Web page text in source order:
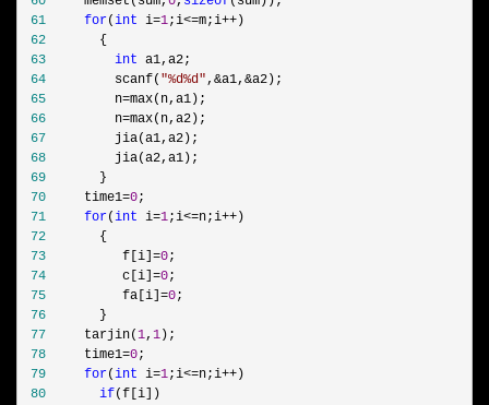
61
for(int i=1;i<=m;i++
62
63
int
64
         scanf(
"%d%d",&a1,&
65
         n=
66
         n=
67
68
69
70
     time1=
0
71
for(int i=1;i<=n;i++
72
73
          f[i]=
0
74
          c[i]=
0
75
          fa[i]=
0
76
77
     tarjin(
1, 1
78
     time1=
0
79
for(int i=1;i<=n;i++
80
if